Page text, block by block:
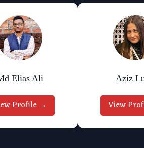
Elias Ali
Profile →
Aziz
View